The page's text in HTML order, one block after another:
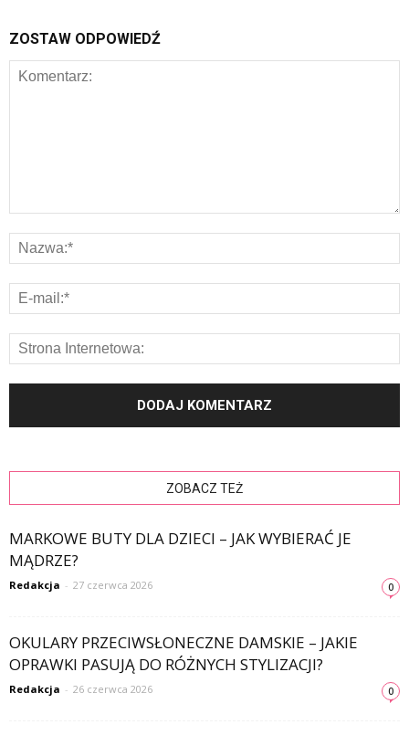
ZOSTAW ODPOWIEDŹ
ZOBACZ TEŻ
MARKOWE BUTY DLA DZIECI – JAK WYBIERAĆ JE
MĄDRZE?
Redakcja - 27 czerwca 2026 0
OKULARY PRZECIWSŁONECZNE DAMSKIE – JAKIE
OPRAWKI PASUJĄ DO RÓŻNYCH STYLIZACJI?
Redakcja - 26 czerwca 2026 0